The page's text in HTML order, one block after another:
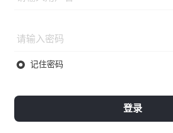
记住密码
登录